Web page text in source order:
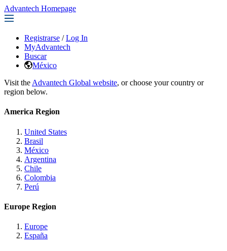
Advantech Homepage
Registrarse / Log In
MyAdvantech
Buscar
México
Visit the Advantech Global website, or choose your country or
region below.
America Region
United States
Brasil
México
Argentina
Chile
Colombia
Perú
Europe Region
Europe
España